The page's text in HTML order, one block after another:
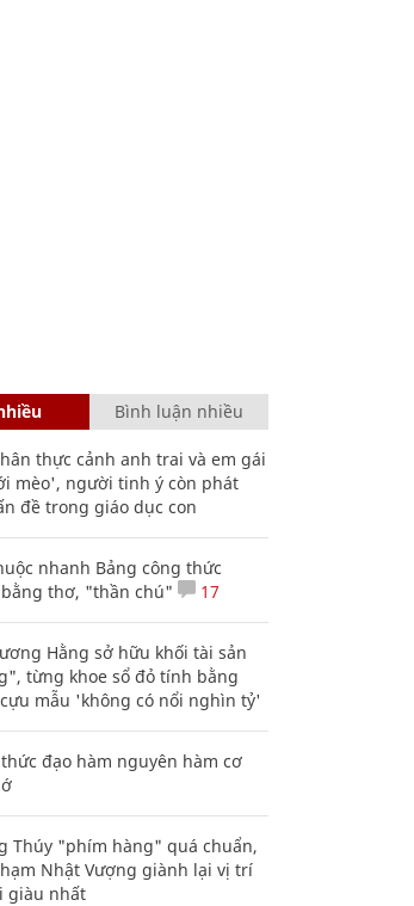
Bình luận nhiều
thực cảnh anh trai và em gái
mèo', người tinh ý còn phát
đề trong giáo dục con
nhanh Bảng công thức
thơ, "thần chú"
17
Hằng sở hữu khối tài sản
từng khoe sổ đỏ tính bằng
mẫu 'không có nổi nghìn tỷ'
đạo hàm nguyên hàm cơ
Thúy "phím hàng" quá chuẩn,
Nhật Vượng giành lại vị trí
giàu nhất